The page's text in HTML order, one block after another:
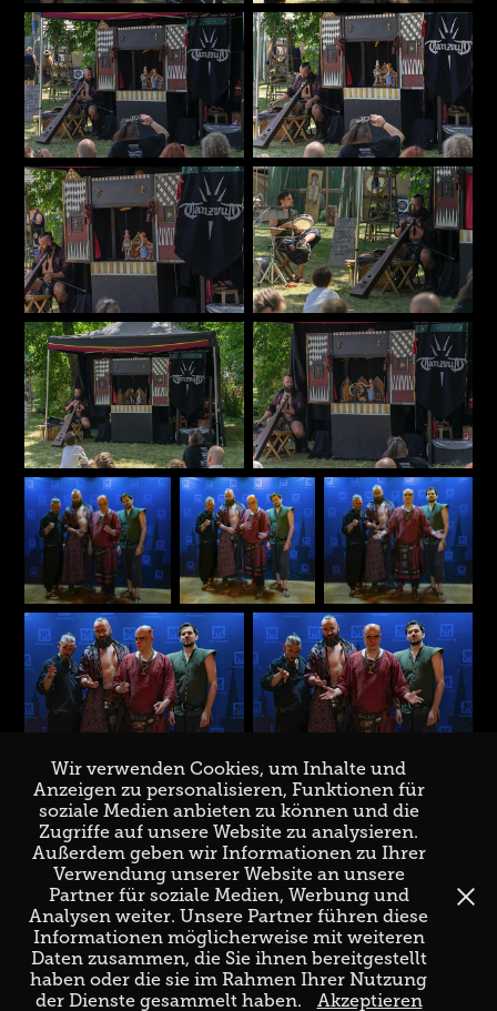
↑ Back to Top
Wir verwenden Cookies, um Inhalte und
Anzeigen zu personalisieren, Funktionen für
soziale Medien anbieten zu können und die
Zugriffe auf unsere Website zu analysieren.
Außerdem geben wir Informationen zu Ihrer
Verwendung unserer Website an unsere
Partner für soziale Medien, Werbung und
Analysen weiter. Unsere Partner führen diese
Informationen möglicherweise mit weiteren
Daten zusammen, die Sie ihnen bereitgestellt
haben oder die sie im Rahmen Ihrer Nutzung
der Dienste gesammelt haben.
Akzeptieren